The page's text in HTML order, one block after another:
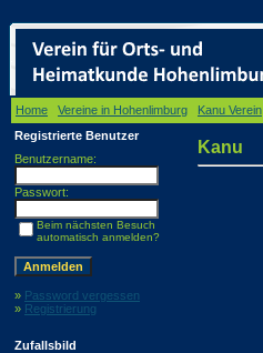
Home Vereine in Hohenlimburg Kanu Verein
Registrierte Benutzer
Benutzername:
Passwort:
Beim nächsten Besuch
automatisch anmelden?
» Password vergessen
» Registrierung
Zufallsbild
Kanu